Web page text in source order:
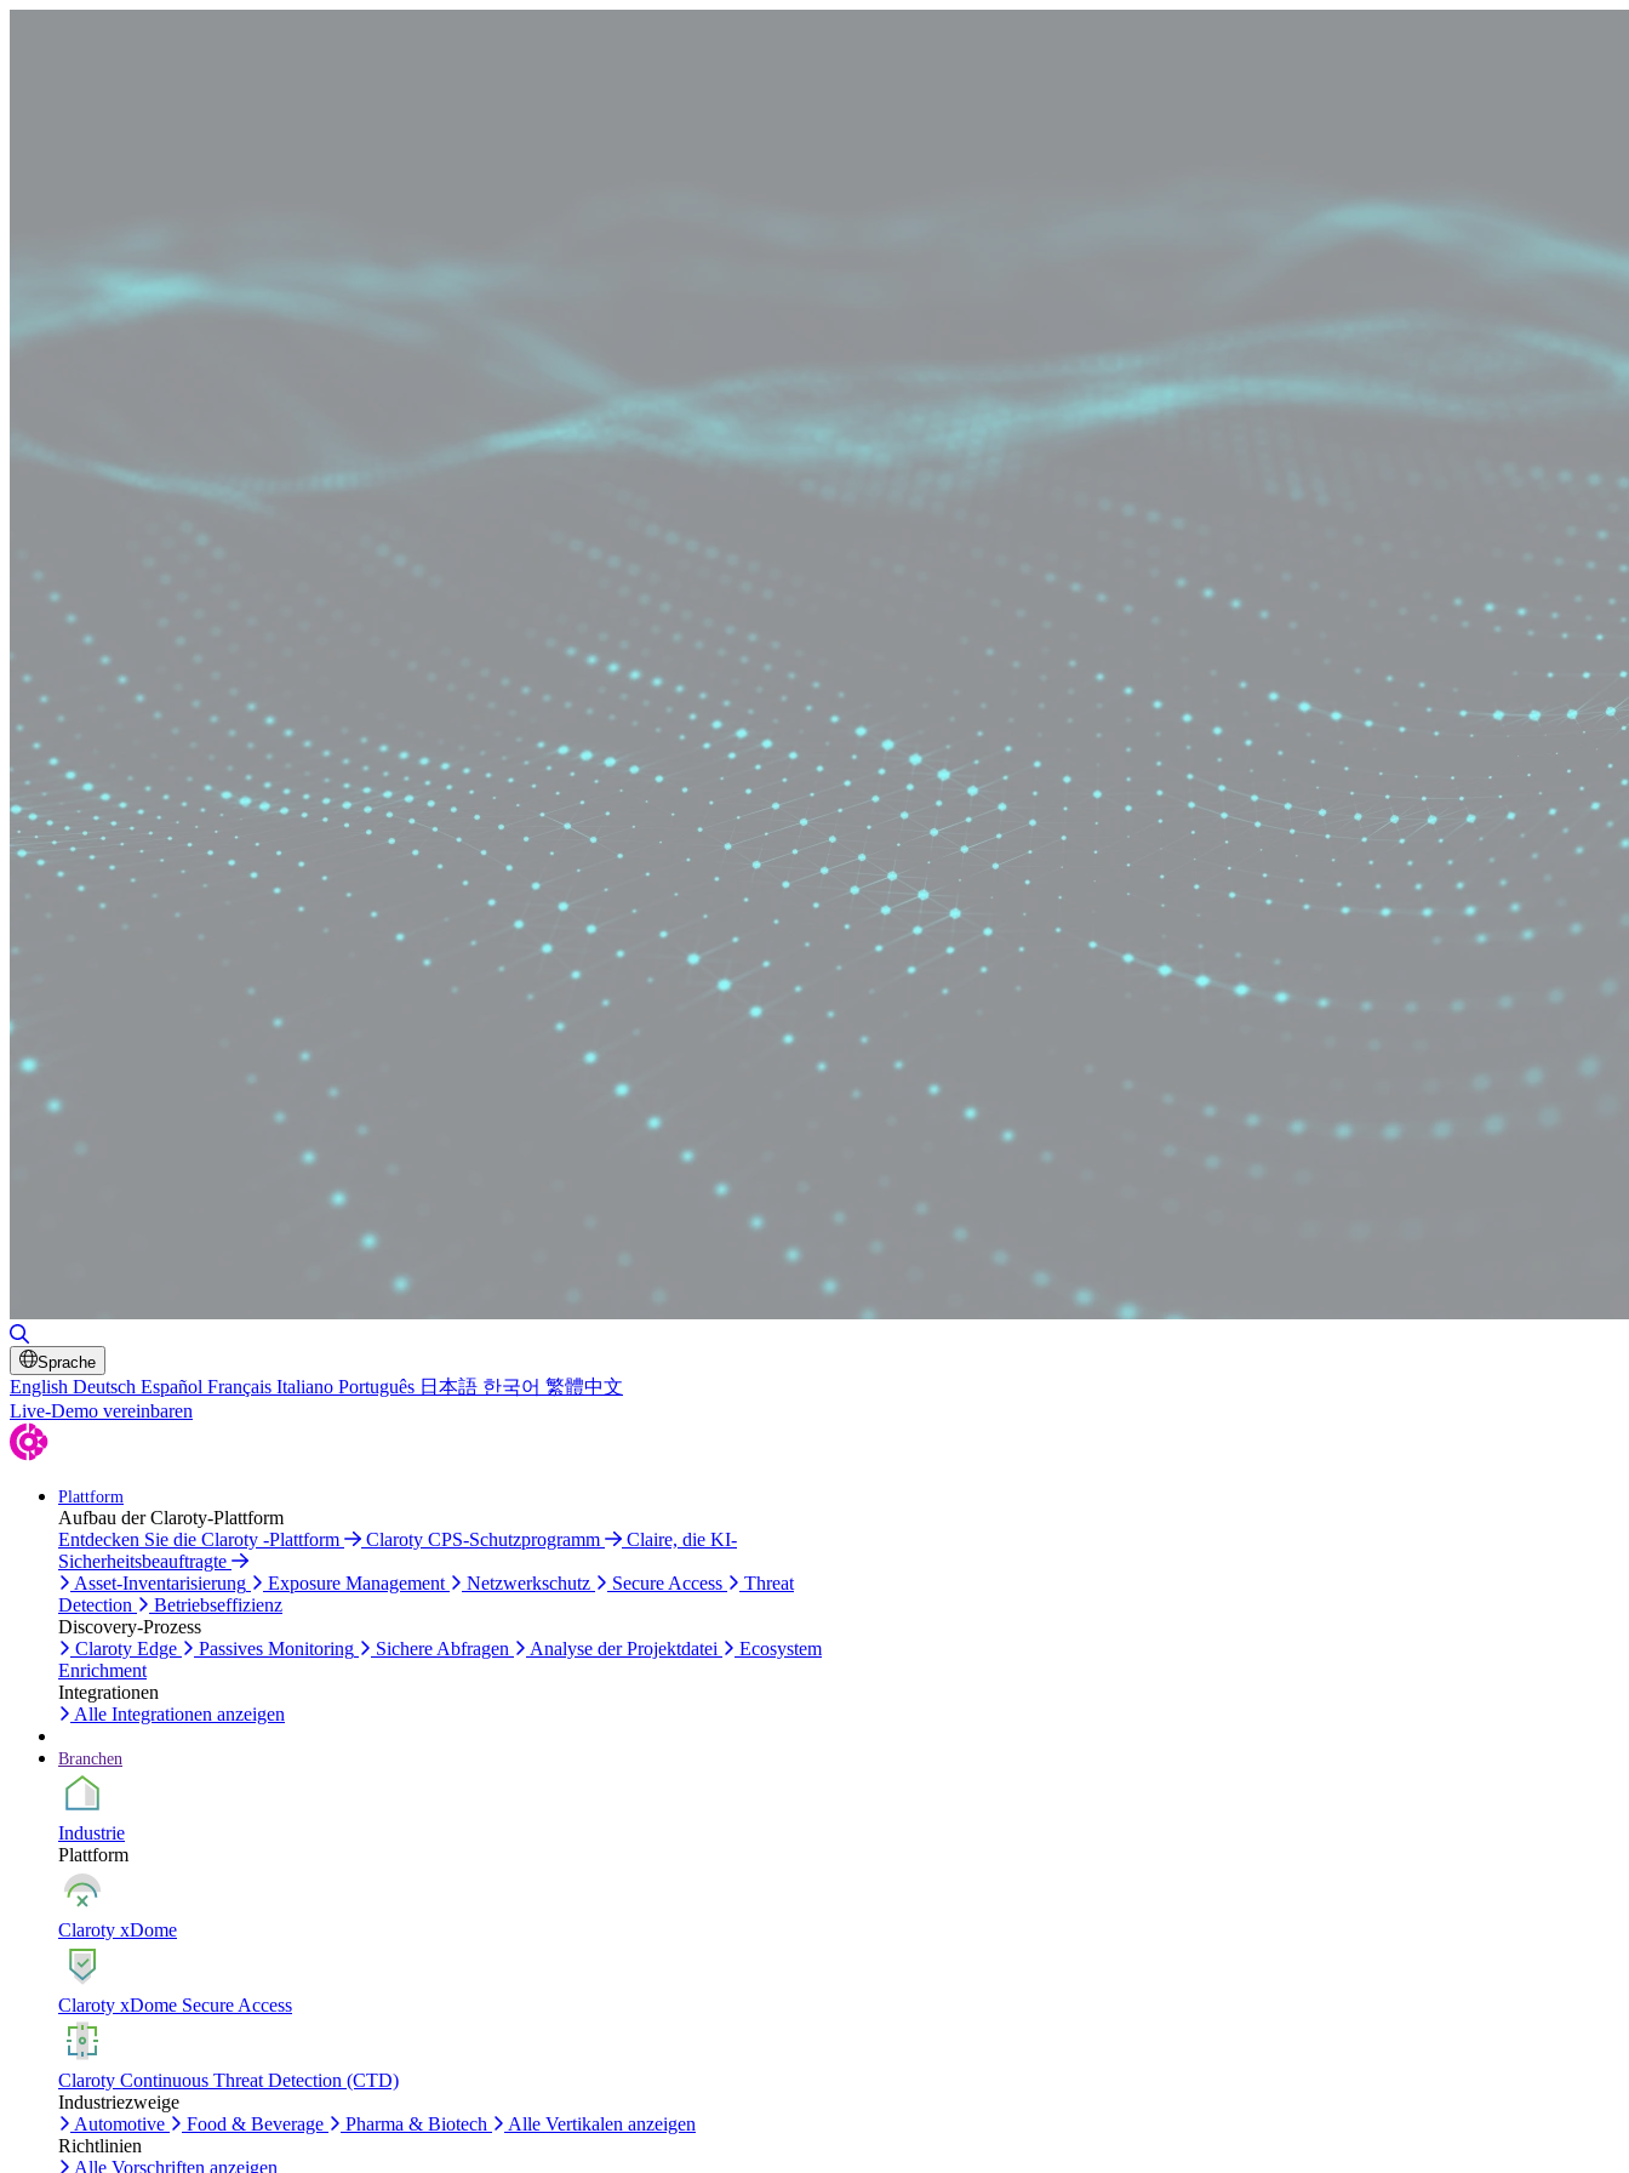
Sprache
English Deutsch Español Français Italiano Português 日本語 한국어 繁體中文
Live-Demo vereinbaren
Plattform
Aufbau der Claroty-Plattform
Entdecken Sie die Claroty -Plattform
Claroty CPS-Schutzprogramm
Claire, die KI-
Sicherheitsbeauftragte
Asset-Inventarisierung
Exposure Management Netzwerkschutz Secure Access
Threat
Detection
Betriebseffizienz
Discovery-Prozess
Claroty Edge
Passives Monitoring Sichere Abfragen Analyse der Projektdatei
Ecosystem
Enrichment
Integrationen
Alle Integrationen anzeigen
Branchen
Industrie
Plattform
Claroty xDome
Claroty xDome Secure Access
Claroty Continuous Threat Detection (CTD)
Industriezweige
Automotive
Food & Beverage Pharma & Biotech
Alle Vertikalen anzeigen
Richtlinien
Alle Vorschriften anzeigen